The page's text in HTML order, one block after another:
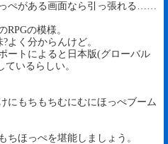
ぺがある画面なら引っ張れる……
の模様。
よく分からんけど。
ートによると日本版(グローバル
いるらしい。
にもちもちむにむにほっぺブーム
ちほっぺを堪能しましょう。